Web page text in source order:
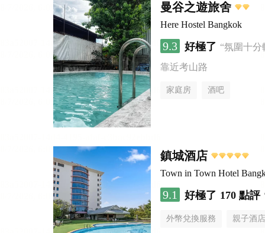
曼谷之遊旅舍
Here Hostel Bangkok
9.3 好極了 “氛圍十
靠近考山路
家庭房 酒吧
鎮城酒店
Town in Town Hotel
9.1 好極了 170 點評
外幣兌換服務 親子酒店